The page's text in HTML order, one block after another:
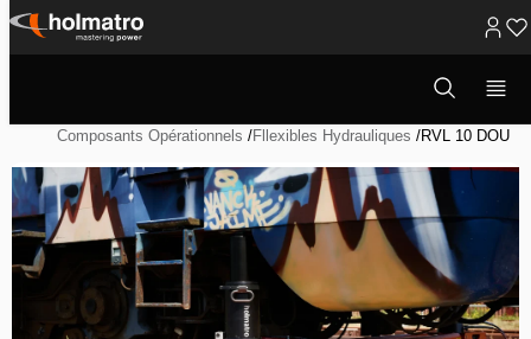
Passer
Ouvrir
la
de
recherche
Composants Opérationnels /Fllexibles Hydrauliques /RVL 10 DOU